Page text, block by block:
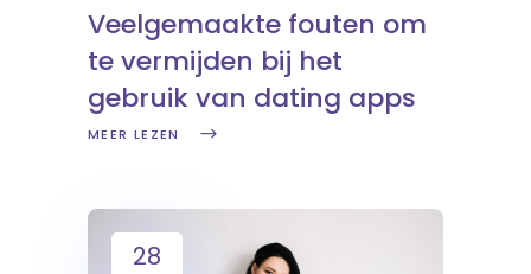
Veelgemaakte fouten om
te vermijden bij het
gebruik van dating apps
MEER LEZEN
28